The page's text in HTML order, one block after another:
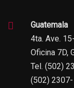
Guatemala
4ta. Ave.
Oficina 7D,
Tel. (502)
(502)